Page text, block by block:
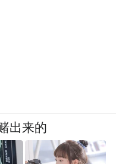
出来的